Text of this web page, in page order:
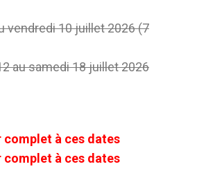
vendredi 10 juillet 2026 (7
au samedi 18 juillet 2026
complet à ces dates
complet à ces dates